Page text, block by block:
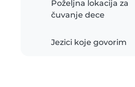
Poželjna lokacija za
čuvanje dece
Jezici koje govorim